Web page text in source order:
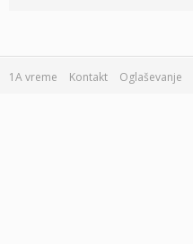
1A vreme Kontakt Oglaševanje